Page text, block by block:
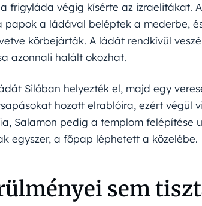
frigyláda végig kísérte az izraelitákat.
papok a ládával beléptek a mederbe,
körbejárták. A ládát rendkívül
azonnali halált okozhat.
Silóban helyezték el, majd egy
hozott elrablóira, ezért végül
Salamon pedig a templom felépítése
egyszer, a főpap léphetett a közelébe.
sem